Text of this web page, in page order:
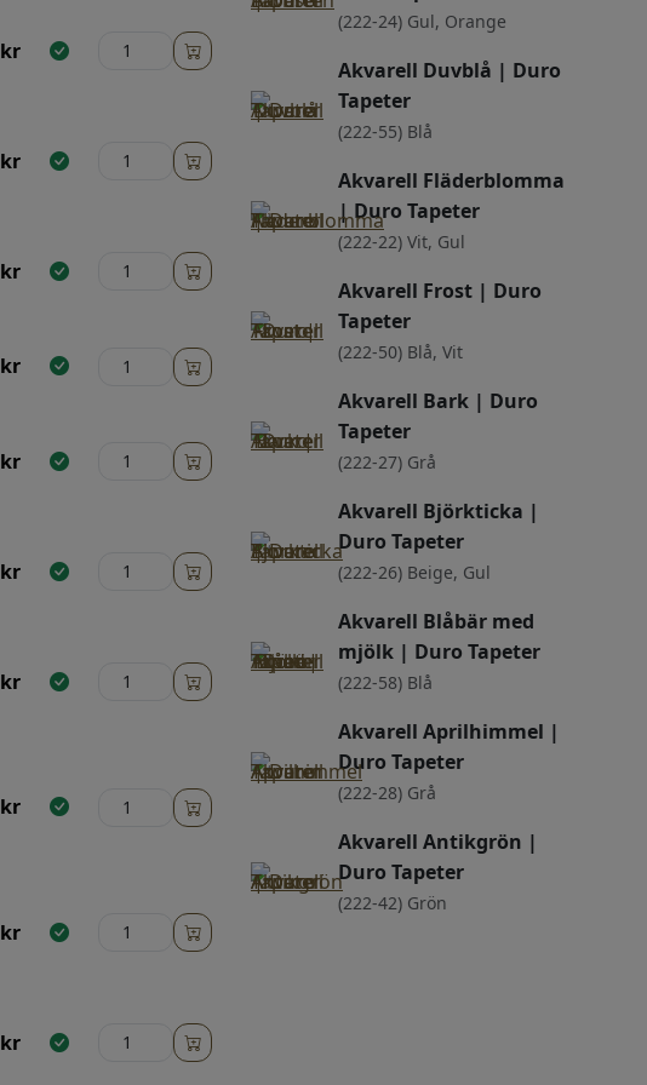
kr
kr
kr
kr
kr
kr
kr
kr
kr
kr
(222-24) Gul, Orange
Akvarell Duvblå | Duro
Tapeter
(222-55) Blå
Akvarell Fläderblomma
| Duro Tapeter
(222-22) Vit, Gul
Akvarell Frost | Duro
Tapeter
(222-50) Blå, Vit
Akvarell Bark | Duro
Tapeter
(222-27) Grå
Akvarell Björkticka |
Duro Tapeter
(222-26) Beige, Gul
Akvarell Blåbär med
mjölk | Duro Tapeter
(222-58) Blå
Akvarell Aprilhimmel |
Duro Tapeter
(222-28) Grå
Akvarell Antikgrön |
Duro Tapeter
(222-42) Grön